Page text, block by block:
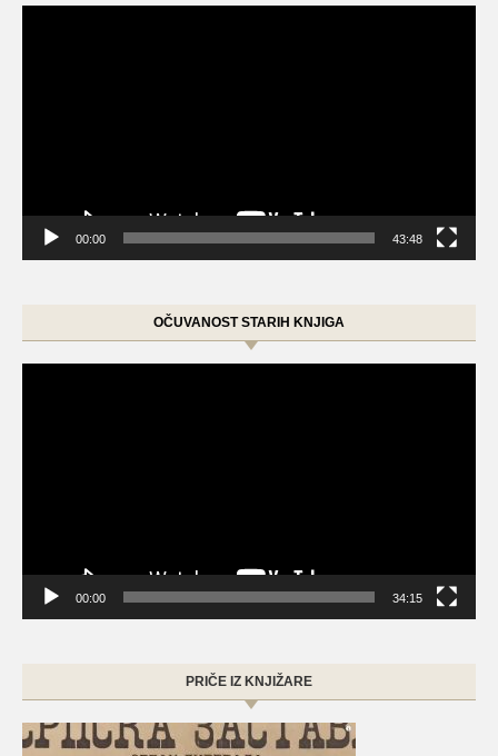
00:00 43:48
OČUVANOST STARIH KNJIGA
00:00 34:15
PRIČE IZ KNJIŽARE